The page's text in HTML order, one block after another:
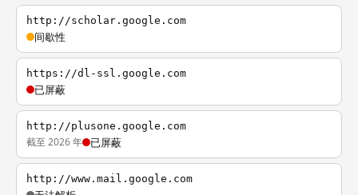
http://scholar.google.com
间歇性
https://dl-ssl.google.com
已屏蔽
http://plusone.google.com
截至 2026 年 已屏蔽
http://www.mail.google.com